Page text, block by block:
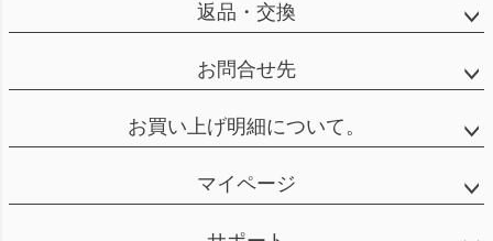
返品・交換
お問合せ先
お買い上げ明細について。
マイページ